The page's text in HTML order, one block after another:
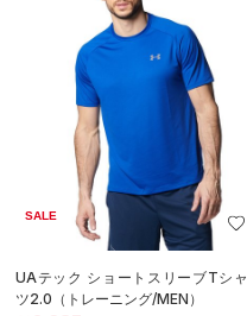
SALE
UAテック ショートスリーブTシャ
ツ2.0（トレーニング/MEN）